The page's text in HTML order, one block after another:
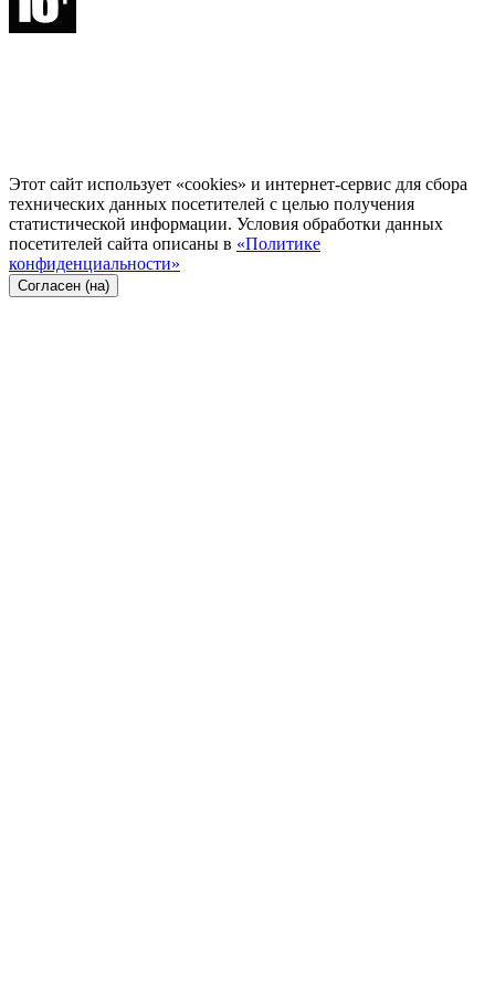
Этот сайт использует «cookies» и интернет-сервис для сбора
технических данных посетителей с целью получения
статистической информации. Условия обработки данных
посетителей сайта описаны в «Политике
конфиденциальности»
Согласен (на)